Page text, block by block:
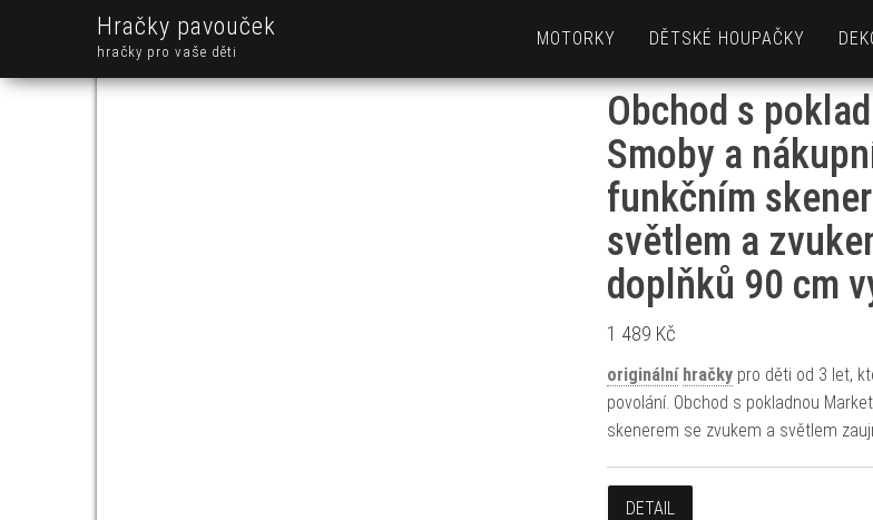
Hračky pavouček
hračky pro vaše děti
MOTORKY DĚTSKÉ HOUPAČKY
Obchod s
Smoby a
funkčním
světlem a
doplňků 90 cm
1 489 Kč
originální hračkypro děti od 3 let,
povolání. Obchod s pokladnou
skenerem se zvukem a světlem
DETAIL